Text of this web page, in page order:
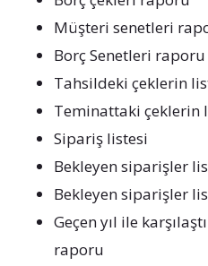
Müşteri senetleri
Borç Senetleri raporu
Tahsildeki çeklerin
Teminattaki çeklerin
Sipariş listesi
Bekleyen siparişler
Bekleyen siparişler
Geçen yıl ile
raporu